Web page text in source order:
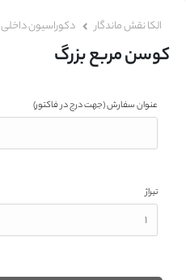
الکا نقش ماندگار دکوراسیون داخلی
کوسن مربع بزرگ
عنوان سفارش(جهت درج در فاکتور)
تیراژ